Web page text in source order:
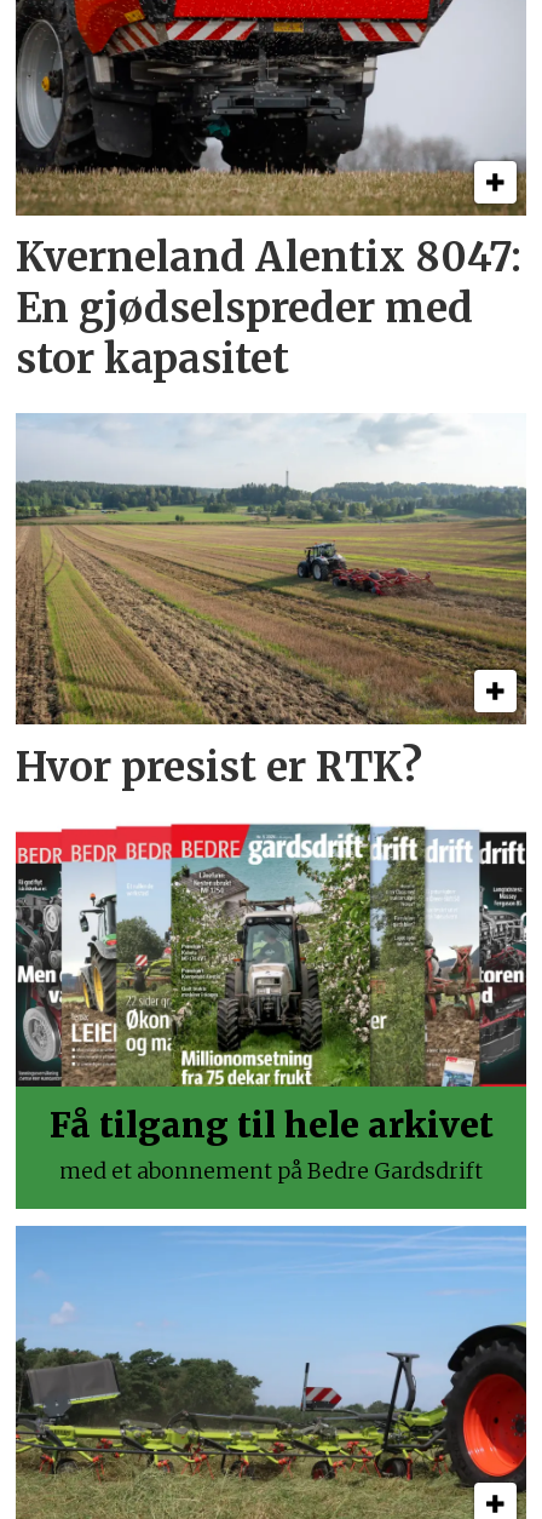
Kverneland Alentix 8047:
En gjødsel­spreder med
stor kapasitet
Hvor presist er RTK?
Få tilgang til hele arkivet
med et abonnement på Bedre Gardsdrift